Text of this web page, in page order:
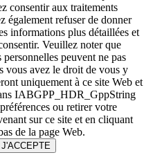
consentir aux traitements
également refuser de donner
informations plus détaillées et
Veuillez noter que
peuvent ne pas
vous avez le droit de vous y
uniquement à ce site Web et
IABGPP_HDR_GppString
ou retirer votre
sur ce site et en cliquant
de la page Web.
J'ACCEPTE